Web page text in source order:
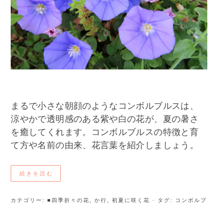
まるで小さな朝顔のようなコンボルブルスは、
涼やかで透明感のある紫や白の花が、夏の暑さ
を癒してくれます。コンボルブルスの特徴と育
て方や名前の由来、花言葉を紹介しましょう。
続きを読む
カテゴリー:■四季折々の花 ,か行 ,初夏に咲く花 · タグ:
コンボルブ